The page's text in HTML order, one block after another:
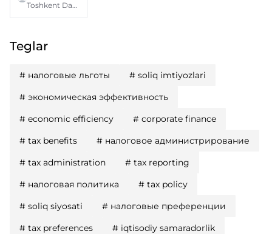
Toshkent Davlat iqtisodiyot universiteti
Teglar
# налоговые льготы # soliq imtiyozlari
# экономическая эффективность
# economic efficiency # corporate finance
# tax benefits # налоговое администрирование
# tax administration # tax reporting
# налоговая политика # tax policy
# soliq siyosati # налоговые преференции
# tax preferences # iqtisodiy samaradorlik